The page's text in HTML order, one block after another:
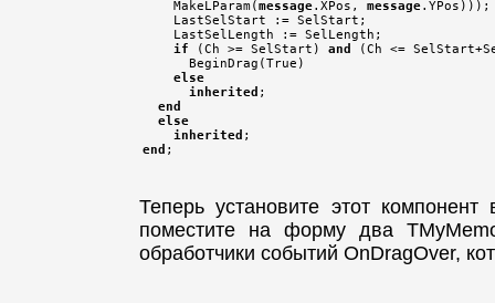
    MakeLParam(
message.XPos, message.YPos)));
    LastSelStart := SelStart;
    LastSelLength := SelLength;
if (Ch >= SelStart) and
(Ch <=
      BeginDrag(True)
else
inherited ;
end
else
inherited
end
Теперь установите этот
поместите на форму два
обработчики событий OnDragOver,